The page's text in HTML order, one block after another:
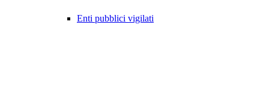
Enti pubblici vigilati